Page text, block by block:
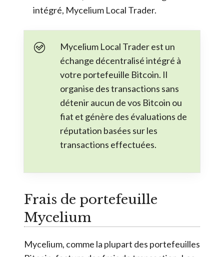
intégré, Mycelium Local Trader.
Mycelium Local Trader est un
échange décentralisé intégré à
votre portefeuille Bitcoin. Il
organise des transactions sans
détenir aucun de vos Bitcoin ou
fiat et génère des évaluations de
réputation basées sur les
transactions effectuées.
Frais de portefeuille
Mycelium
Mycelium, comme la plupart des portefeuilles